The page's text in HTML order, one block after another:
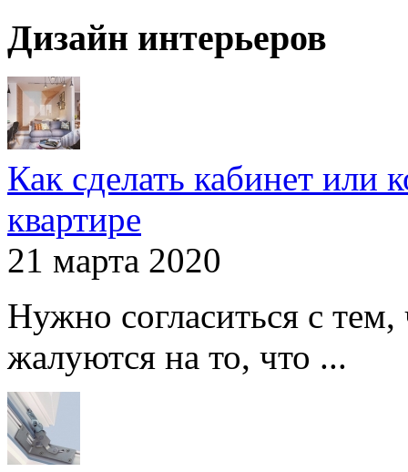
Дизайн интерьеров
Как сделать кабинет или
квартире
21 марта 2020
Нужно согласиться с
жалуются на то, что ...